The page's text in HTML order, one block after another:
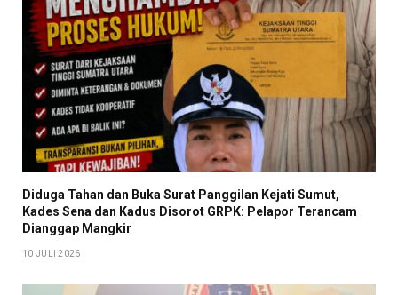
Diduga Tahan dan Buka Surat Panggilan Kejati Sumut,
Kades Sena dan Kadus Disorot GRPK: Pelapor Terancam
Dianggap Mangkir
10 JULI 2026